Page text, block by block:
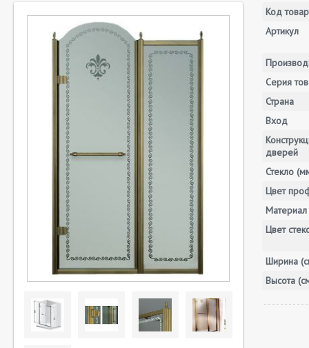
Код
Артикул
Серия
Страна
Вход
дверей
Стекло
Цвет
Материал
Цвет
Ширина
Высота